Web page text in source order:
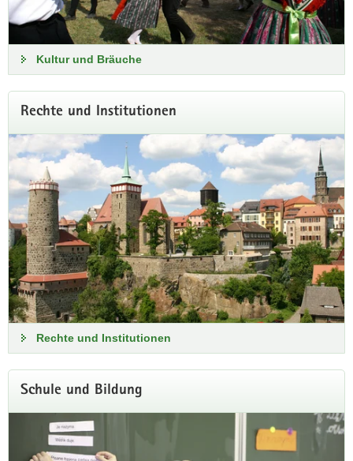
Kultur und Bräuche
Rechte und Institutionen
Rechte und Institutionen
Schule und Bildung